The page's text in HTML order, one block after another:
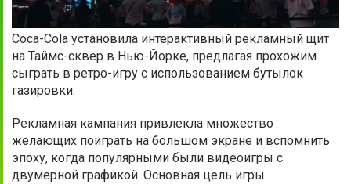
Coca-Cola установила интерактивный рекламный щит
на Таймс-сквер в Нью-Йорке, предлагая прохожим
сыграть в ретро-игру с использованием бутылок
газировки.
Рекламная кампания привлекла множество
желающих поиграть на большом экране и вспомнить
эпоху, когда популярными были видеоигры с
двумерной графикой. Основная цель игры